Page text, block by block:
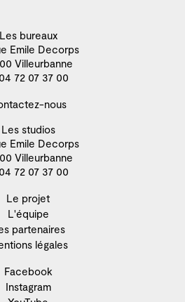
Les bureaux
Emile Decorps
Villeurbanne
72 07 37 00
nous
Les studios
Emile Decorps
Villeurbanne
72 07 37 00
Le projet
L'équipe
partenaires
légales
Facebook
Instagram